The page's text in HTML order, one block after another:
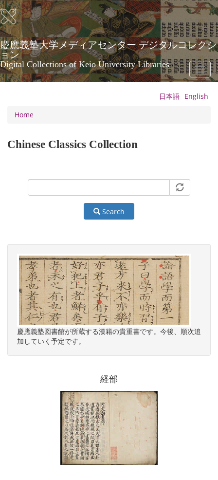
Skip
to
main
content
慶應義塾大学メディアセンター デジタルコレクシ
ョン
Digital Collections of Keio University Libraries
Toggle
日本語 English
Home
Chinese Classics Collection
Search
慶應義塾図書館が所蔵する漢籍の貴重書です。今後、順次追
加していく予定です。
経部